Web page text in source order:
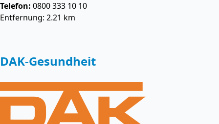
Telefon: 0800 333 10 10
Entfernung: 2.21 km
DAK-Gesundheit